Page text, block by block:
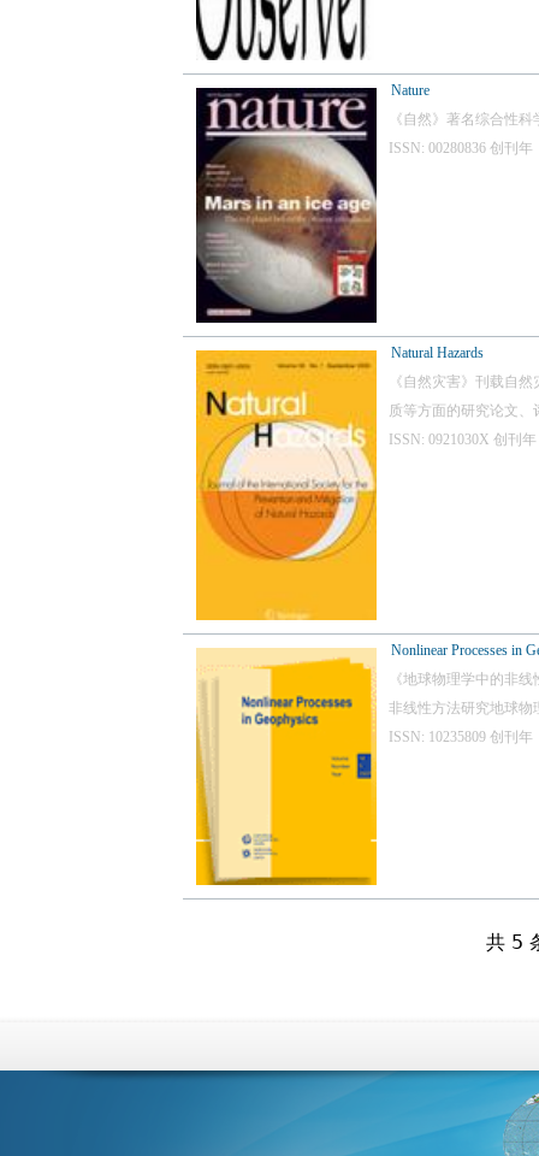
Nature
《自然》著名综合性
ISSN: 00280836 创刊
Natural Hazards
《自然灾害》刊载自
质等方面的研究论文
ISSN: 0921030X 创刊
Nonlinear Processes in
《地球物理学中的非
非线性方法研究地球物
ISSN: 10235809 创刊
共 5